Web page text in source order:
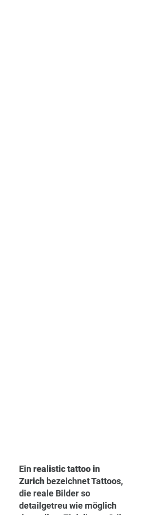
Ein realistic tattoo in
Zurich bezeichnet Tattoos,
die reale Bilder so
detailgetreu wie möglich